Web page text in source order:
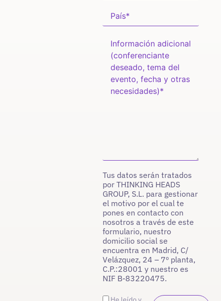
Tus datos serán tratados
por THINKING HEADS
GROUP, S.L. para gestionar
el motivo por el cual te
pones en contacto con
nosotros a través de este
formulario, nuestro
domicilio social se
encuentra en Madrid, C/
Velázquez, 24 – 7º planta,
C.P.:28001 y nuestro es
NIF B-83220475.